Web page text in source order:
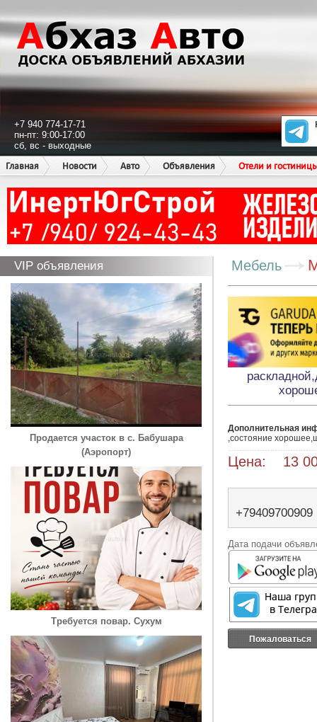
+7 940 774-17-71
пн-пт: 9:00-17:00
сб, вс - выходные
Главная
Новости Авто Объявления Отели и
VIP объявления
Продается участок в с. Бабушара
(Аэропорт)
Требуется повар. Сухум
Мебель
Дополнительная
,состояние
Цена: 13
+79409700909
Дата подачи
Пожаловаться